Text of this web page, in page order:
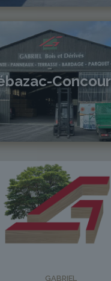
05 81 55 83 89
monistrol@gabriel-sa.fr
GABRIEL